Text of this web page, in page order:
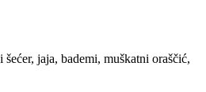
jaja, bademi, muškatni oraščić,